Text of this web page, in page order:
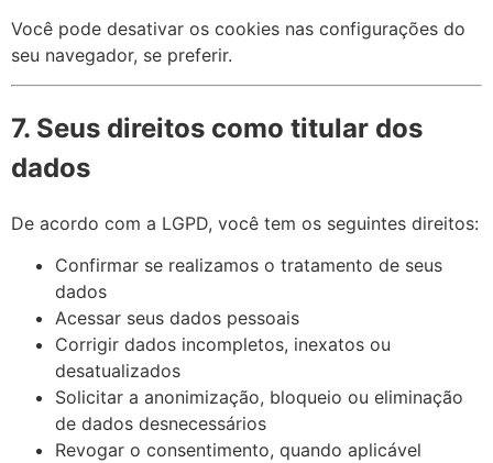
Você pode desativar os cookies nas configurações do
seu navegador, se preferir.
7. Seus direitos como titular dos
dados
De acordo com a LGPD, você tem os seguintes direitos:
Confirmar se realizamos o tratamento de seus
dados
Acessar seus dados pessoais
Corrigir dados incompletos, inexatos ou
desatualizados
Solicitar a anonimização, bloqueio ou eliminação
de dados desnecessários
Revogar o consentimento, quando aplicável